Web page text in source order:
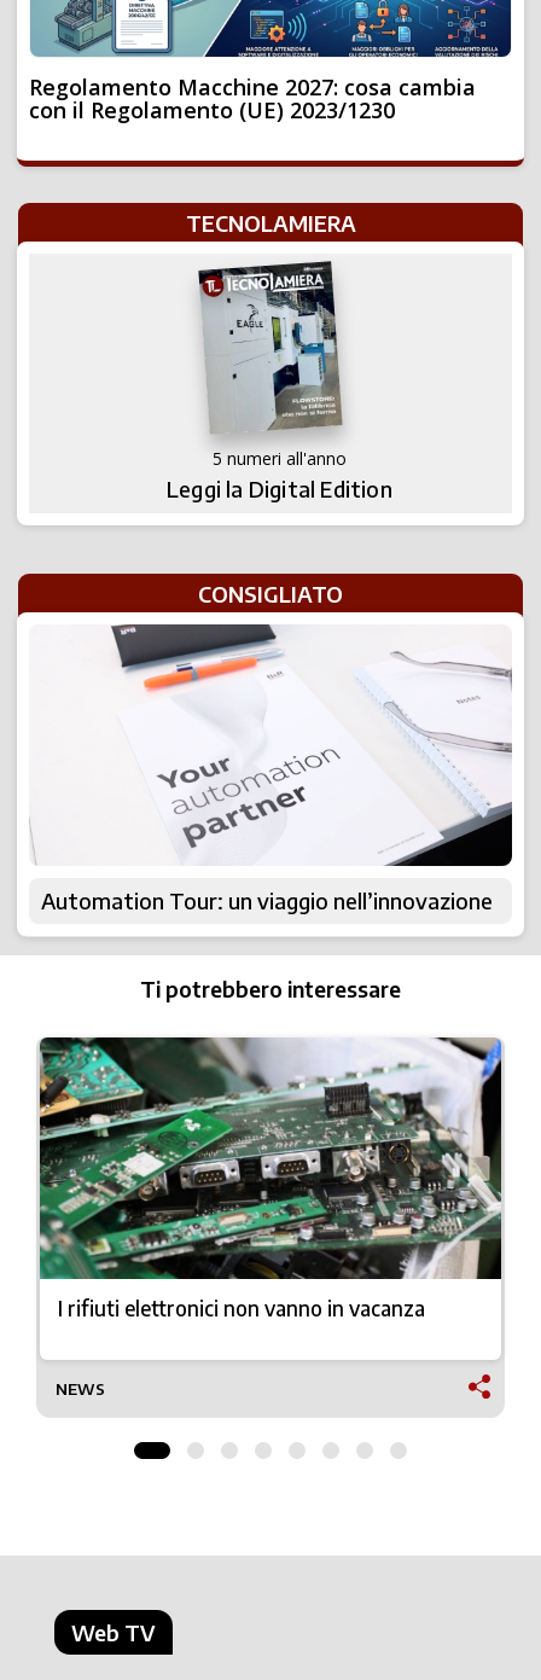
Regolamento Macchine 2027: cosa cambia
con il Regolamento (UE) 2023/1230
TECNOLAMIERA
5 numeri all'anno
Leggi la Digital Edition
CONSIGLIATO
Automation Tour: un viaggio nell’innovazione
Ti potrebbero interessare
I rifiuti elettronici non vanno in vacanza
NEWS
Web TV